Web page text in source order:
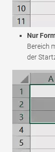
Nur
Bereich
der